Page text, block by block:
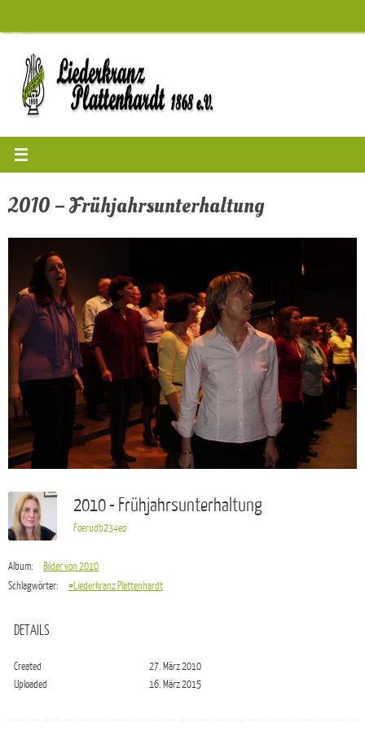
Inhalt
springen
2010 – Frühjahrsunterhaltung
2010 - Frühjahrsunterhaltung
Foerudb234eo
Album:
Bilder von 2010
Schlagwörter:
#Liederkranz Plattenhardt
DETAILS
Created
27. März 2010
Uploaded
16. März 2015